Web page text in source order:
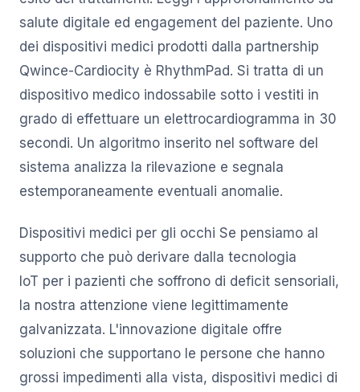
salute digitale ed engagement del paziente. Uno
dei dispositivi medici prodotti dalla partnership
Qwince-Cardiocity è RhythmPad. Si tratta di un
dispositivo medico indossabile sotto i vestiti in
grado di effettuare un elettrocardiogramma in 30
secondi. Un algoritmo inserito nel software del
sistema analizza la rilevazione e segnala
estemporaneamente eventuali anomalie.
Dispositivi medici per gli occhi Se pensiamo al
supporto che può derivare dalla tecnologia
IoT per i pazienti che soffrono di deficit sensoriali,
la nostra attenzione viene legittimamente
galvanizzata. L'innovazione digitale offre
soluzioni che supportano le persone che hanno
grossi impedimenti alla vista, dispositivi medici di